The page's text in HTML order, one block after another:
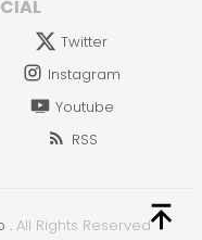
Twitter
Instagram
Youtube
RSS
. All Rights Reserved